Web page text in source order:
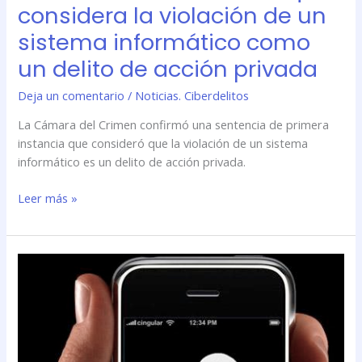
considera la violación de un
sistema informático como
un delito de acción privada
Deja un comentario / Noticias. Ciberdelitos
La Cámara del Crimen confirmó una sentencia de primera
instancia que consideró que la violación de un sistema
informático es un delito de acción privada.
Leer más »